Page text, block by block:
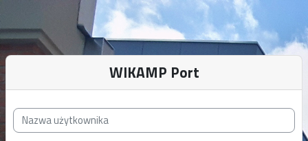
Przejdź do głównej zawartości
WIKAMP Port
Nazwa użytkownika